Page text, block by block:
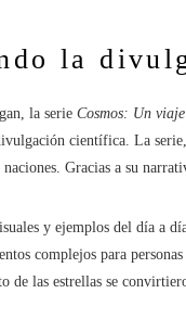
la
la serie Cosmos: Un
científica. La
naciones. Gracias a su
y ejemplos del día a
complejos para
de las estrellas se